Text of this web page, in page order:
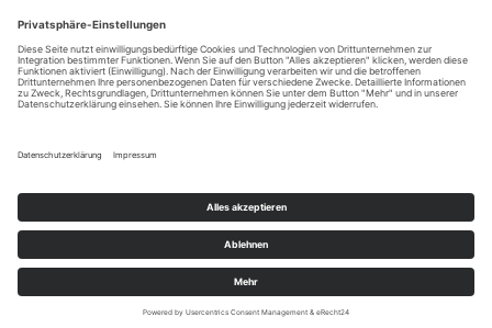
Impressum
AGB
Service
Cookie-Einstellungen Home Kontakt
© 2026 Naturstein Vonderhecken